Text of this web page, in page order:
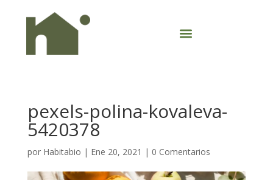
pexels-polina-kovaleva-
5420378
por Habitabio | Ene 20, 2021 | 0 Comentarios